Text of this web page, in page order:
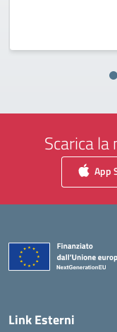
Scarica
App
Link Esterni